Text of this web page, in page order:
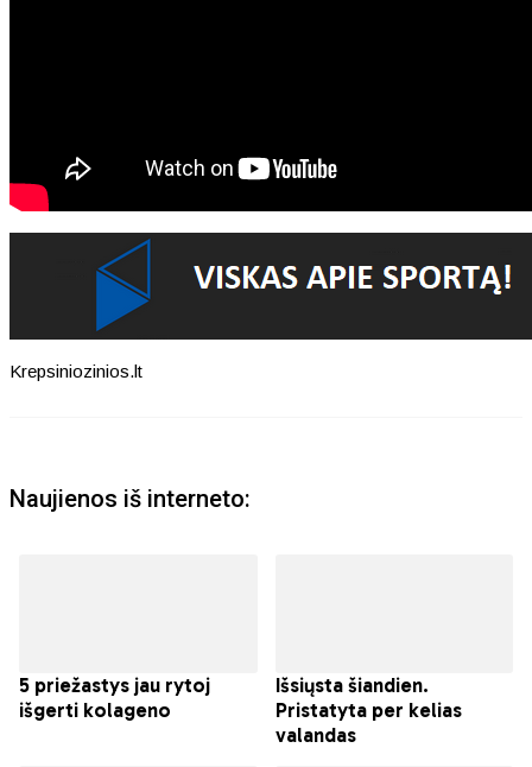
Krepsiniozinios.lt
Naujienos iš interneto: